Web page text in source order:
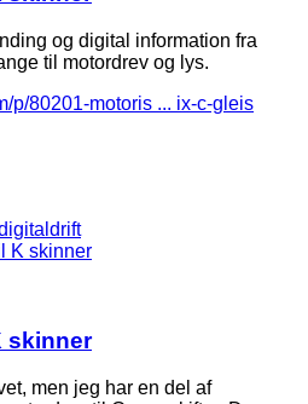
og digital information fra
til motordrev og lys.
p/80201-motoris ... ix-c-gleis
K skinner
skinner
men jeg har en del af